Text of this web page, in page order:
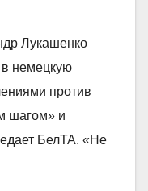
Лукашенко
в немецкую
против
шагом» и
БелТА. «Не